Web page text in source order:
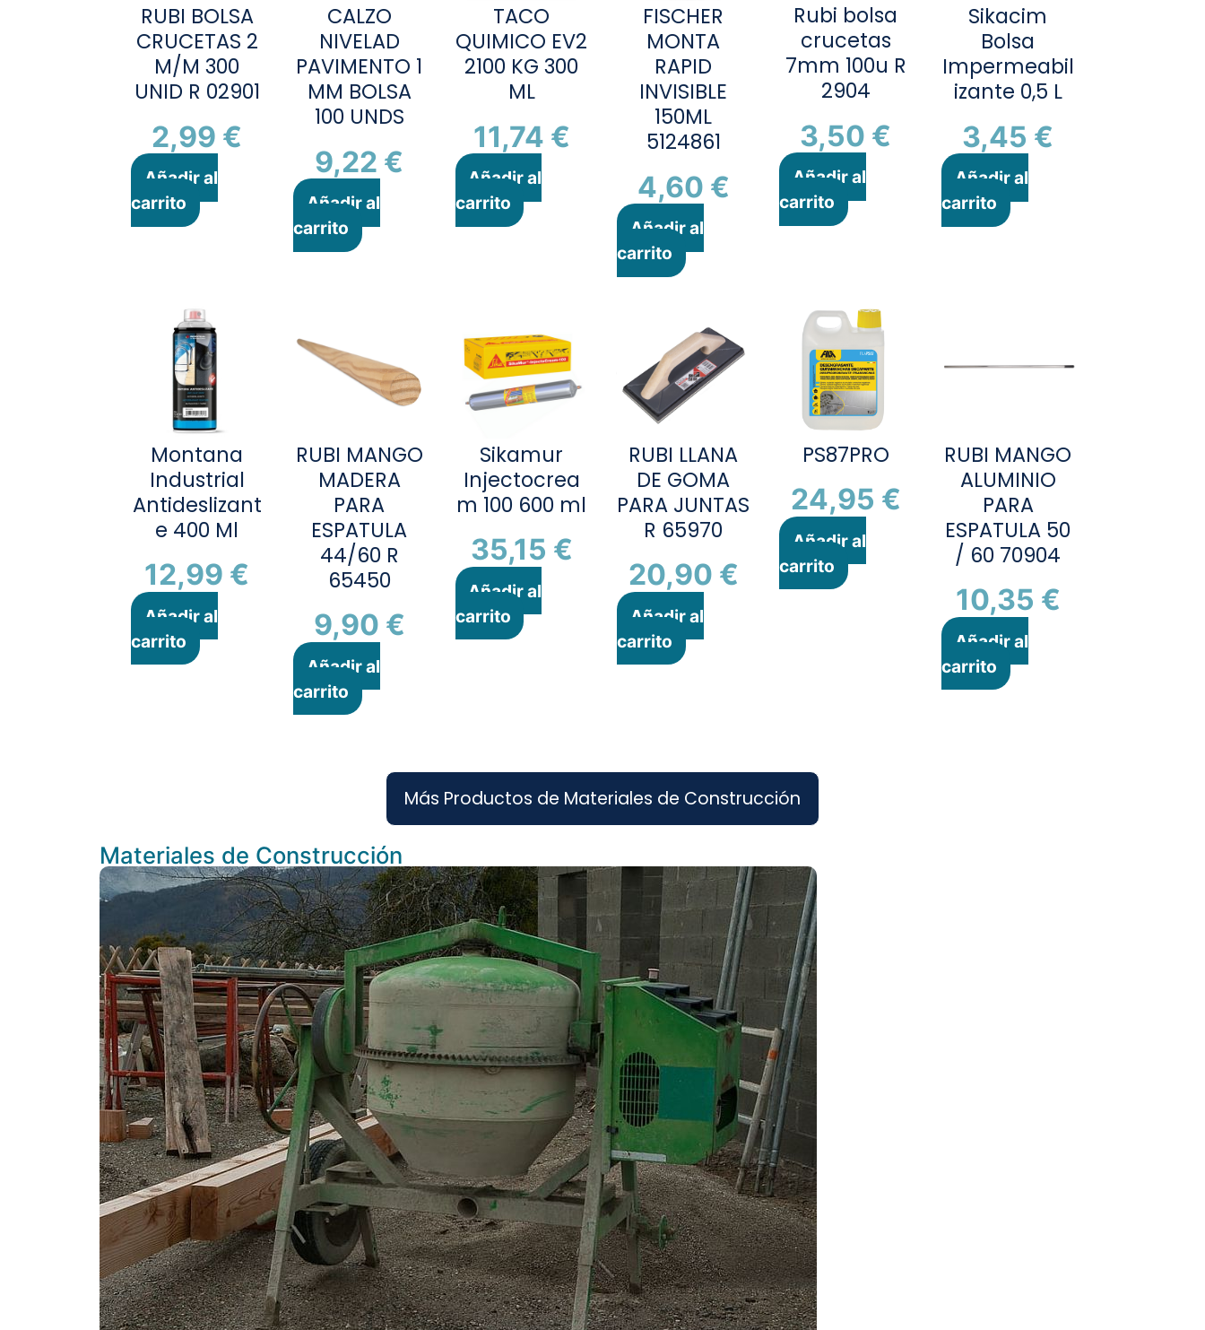
RUBI BOLSA
CRUCETAS 2
M/M 300
UNID R 02901
2,99 €
Añadir al
carrito
CALZO
NIVELAD
PAVIMENTO 1
MM BOLSA
100 UNDS
9,22 €
Añadir al
carrito
TACO
QUIMICO EV2
2100 KG 300
ML
11,74 €
Añadir al
carrito
FISCHER
MONTA
RAPID
INVISIBLE
150ML
5124861
4,60 €
Añadir al
carrito
Rubi bolsa
crucetas
7mm 100u R
2904
3,50 €
Añadir al
carrito
Sikacim
Bolsa
Impermeabil
izante 0,5 L
3,45 €
Añadir al
carrito
Montana
Industrial
Antideslizant
e 400 Ml
12,99 €
Añadir al
carrito
RUBI MANGO
MADERA
PARA
ESPATULA
44/60 R
65450
9,90 €
Añadir al
carrito
Sikamur
Injectocrea
m 100 600 ml
35,15 €
Añadir al
carrito
RUBI LLANA
DE GOMA
PARA JUNTAS
R 65970
20,90 €
Añadir al
carrito
PS87PRO
24,95 €
Añadir al
carrito
RUBI MANGO
ALUMINIO
PARA
ESPATULA 50
/ 60 70904
10,35 €
Añadir al
carrito
Más Productos de Materiales de Construcción
Materiales de Construcción